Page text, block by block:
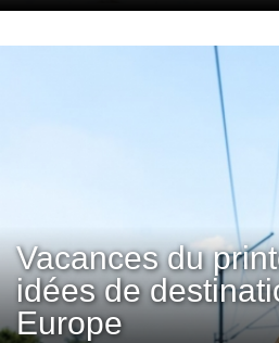
Vacances du
idées de
Europe